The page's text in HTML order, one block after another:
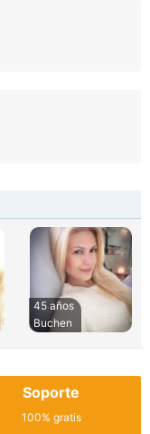
45 años
Buchen
Soporte
100% gratis